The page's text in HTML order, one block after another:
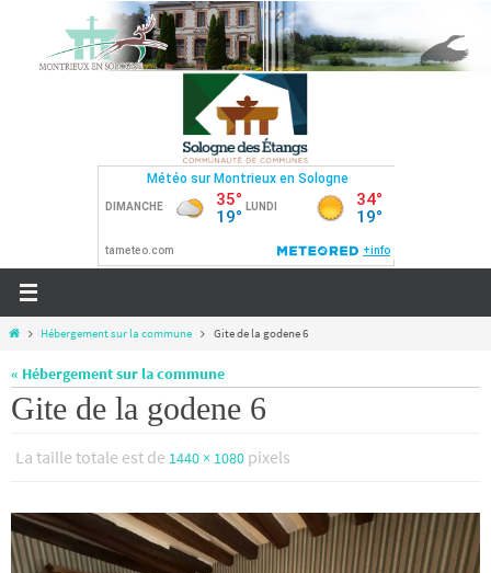
contenu
HomeHébergement sur la commune Gite de la godene 6
« Hébergement sur la commune
Gite de la godene 6
La taille totale est de 1440 × 1080 pixels